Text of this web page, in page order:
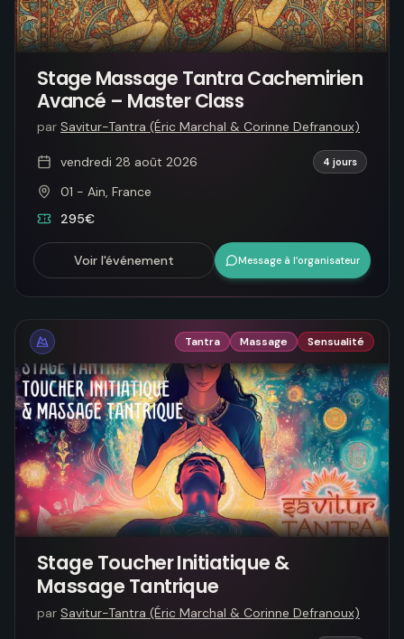
Stage Massage Tantra Cachemirien
Avancé – Master Class
par Savitur-Tantra (Éric Marchal & Corinne Defranoux)
vendredi 28 août 2026 4 jours
01 - Ain, France
295€
Voir l'événement Message à l’organisateur
Tantra Massage Sensualité
Stage Toucher Initiatique &
Massage Tantrique
par Savitur-Tantra (Éric Marchal & Corinne Defranoux)